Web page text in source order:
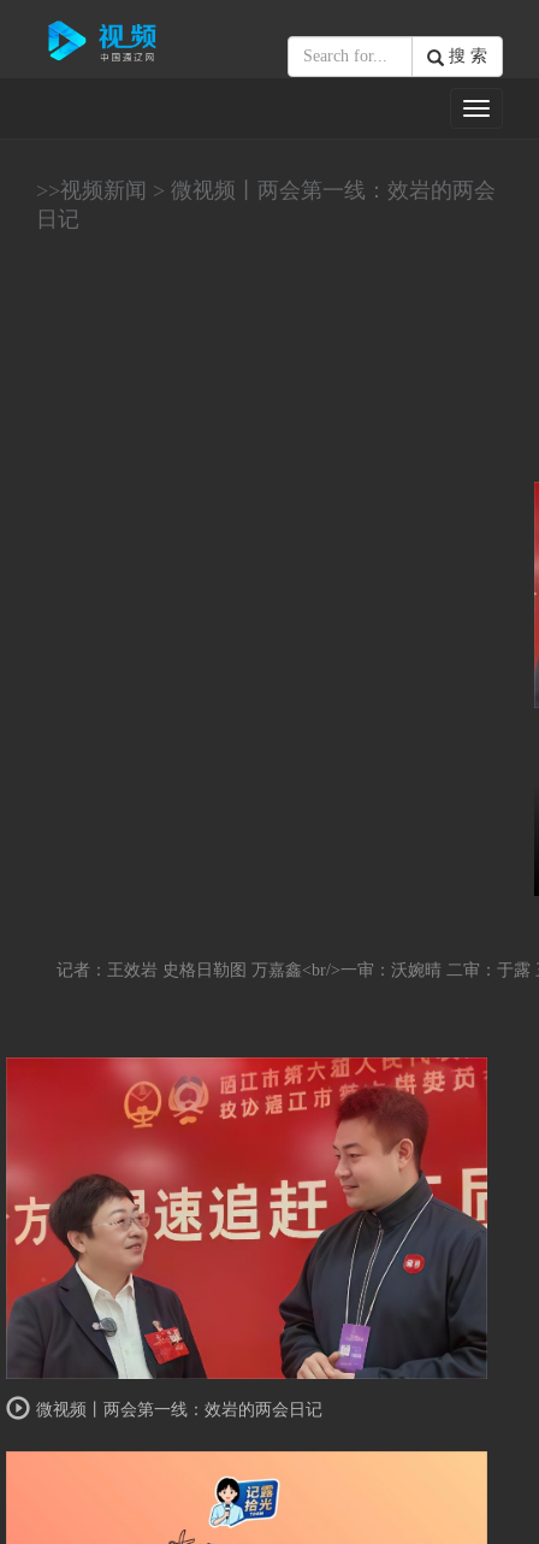
搜 索
Toggle
>>视频新闻 > 微视频丨两会第一线：效岩的两会
日记
记者：王效岩 史格日勒图 万嘉鑫<br/>一审：沃婉晴 二审：于露
微视频丨两会第一线：效岩的两会日记